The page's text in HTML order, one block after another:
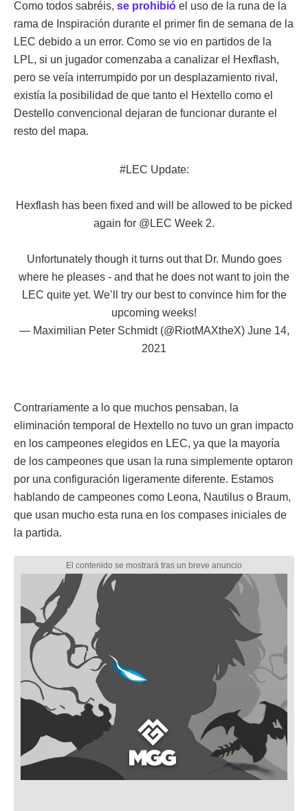
Como todos sabréis, se prohibió el uso de la runa de la
rama de Inspiración durante el primer fin de semana de la
LEC debido a un error. Como se vio en partidos de la
LPL, si un jugador comenzaba a canalizar el Hexflash,
pero se veía interrumpido por un desplazamiento rival,
existía la posibilidad de que tanto el Hextello como el
Destello convencional dejaran de funcionar durante el
resto del mapa.
#LEC Update:
Hexflash has been fixed and will be allowed to be picked
again for @LEC Week 2.
Unfortunately though it turns out that Dr. Mundo goes
where he pleases - and that he does not want to join the
LEC quite yet. We’ll try our best to convince him for the
upcoming weeks!
— Maximilian Peter Schmidt (@RiotMAXtheX) June 14,
2021
Contrariamente a lo que muchos pensaban, la
eliminación temporal de Hextello no tuvo un gran impacto
en los campeones elegidos en LEC, ya que la mayoría
de los campeones que usan la runa simplemente optaron
por una configuración ligeramente diferente. Estamos
hablando de campeones como Leona, Nautilus o Braum,
que usan mucho esta runa en los compases iniciales de
la partida.